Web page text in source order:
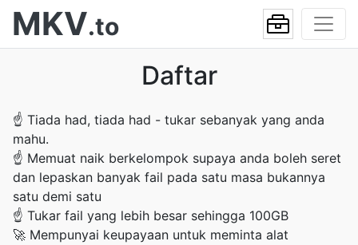
MKV.to
Daftar
☝ Tiada had, tiada had - tukar sebanyak yang anda
mahu.
☝ Memuat naik berkelompok supaya anda boleh seret
dan lepaskan banyak fail pada satu masa bukannya
satu demi satu
☝ Tukar fail yang lebih besar sehingga 100GB
🚀 Mempunyai keupayaan untuk meminta alat